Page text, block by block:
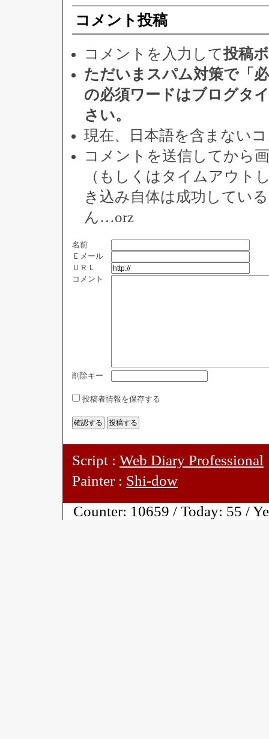
コメント投稿
コメントを入力して投稿
ただいまスパム対策で「
の必須ワードはブログタ
さい。
現在、日本語を含まない
コメントを送信してから
（もしくはタイムアウト
き込み自体は成功してい
ん…orz
名前
Ｅメール
ＵＲＬ
コメント
削除キー
投稿者情報を保存する
Script : Web Diary Professional
Painter : Shi-dow
Counter: 10659 / Today: 55 /